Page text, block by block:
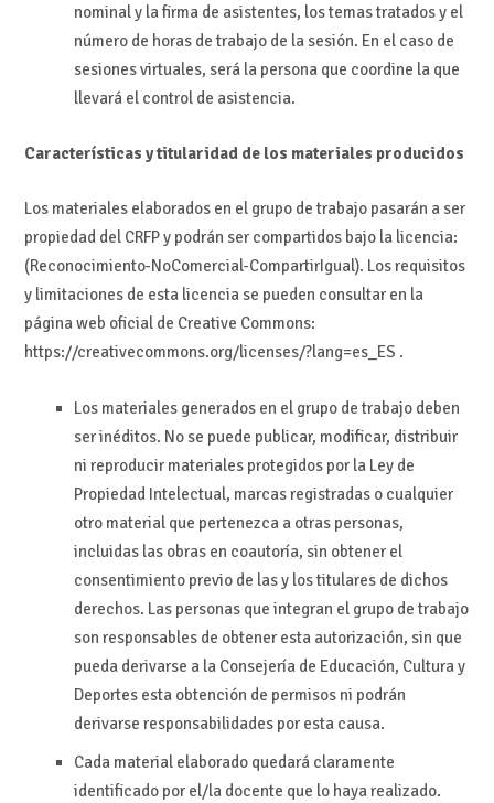
nominal y la firma de asistentes, los temas tratados y el
número de horas de trabajo de la sesión. En el caso de
sesiones virtuales, será la persona que coordine la que
llevará el control de asistencia.
Características y titularidad de los materiales producidos
Los materiales elaborados en el grupo de trabajo pasarán a ser
propiedad del CRFP y podrán ser compartidos bajo la licencia:
(Reconocimiento-NoComercial-CompartirIgual). Los requisitos
y limitaciones de esta licencia se pueden consultar en la
página web oficial de Creative Commons:
https://creativecommons.org/licenses/?lang=es_ES .
Los materiales generados en el grupo de trabajo deben
ser inéditos. No se puede publicar, modificar, distribuir
ni reproducir materiales protegidos por la Ley de
Propiedad Intelectual, marcas registradas o cualquier
otro material que pertenezca a otras personas,
incluidas las obras en coautoría, sin obtener el
consentimiento previo de las y los titulares de dichos
derechos. Las personas que integran el grupo de trabajo
son responsables de obtener esta autorización, sin que
pueda derivarse a la Consejería de Educación, Cultura y
Deportes esta obtención de permisos ni podrán
derivarse responsabilidades por esta causa.
Cada material elaborado quedará claramente
identificado por el/la docente que lo haya realizado.